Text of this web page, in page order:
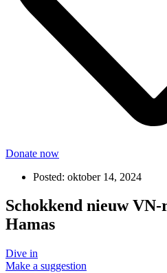
Donate now
Posted: oktober 14, 2024
Schokkend nieuw
Hamas
Dive in
Make a suggestion